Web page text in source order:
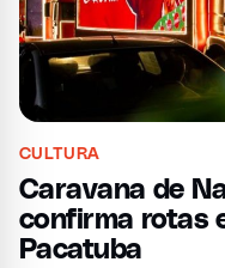
CULTURA
Caravana de
confirma rotas
Pacatuba